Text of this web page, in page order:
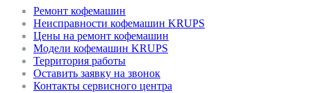
Ремонт кофемашин
Неисправности кофемашин KRUPS
Цены на ремонт кофемашин
Модели кофемашин KRUPS
Территория работы
Оставить заявку на звонок
Контакты сервисного центра